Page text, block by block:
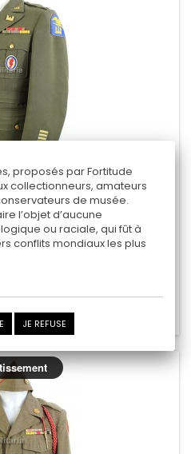
US ARMY
brigade "
au panier
comparateur
proposés par Fortitude
collectionneurs, amateurs
de musée.
l’objet d’aucune
ou raciale, qui fût à
conflits mondiaux les plus
JE REFUSE